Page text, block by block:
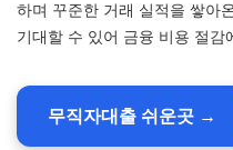
하며 꾸준한 거래 실적을 쌓아
기대할 수 있어 금융 비용 절감
무직자대출 쉬운곳 →